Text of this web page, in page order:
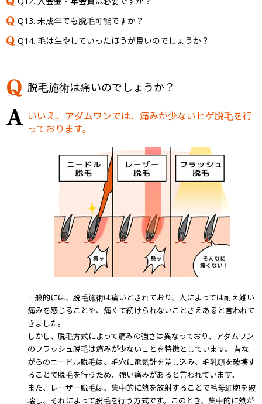
Q13. 未成年でも脱毛可能ですか？
Q14. 毛は生やしていったほうが良いのでしょうか？
脱毛施術は痛いのでしょうか？
いいえ、アダムワンでは、痛みが少ないヒゲ脱毛を行
っております。
一般的には、脱毛施術は痛いとされており、人によっては耐え難い
痛みを感じることや、痛くて続けられないことさえあると言われて
きました。
しかし、脱毛方式によって痛みの強さは異なっており、アダムワン
のフラッシュ脱毛は痛みが少ないことを特徴としています。 昔な
がらのニードル脱毛は、毛穴に電気針を差し込み、毛乳頭を破壊す
ることで脱毛を行うため、強い痛みがあると言われています。
また、レーザー脱毛は、集中的に熱を放射することで毛母細胞を破
壊し、それによって脱毛を行う方式です。このとき、集中的に熱が